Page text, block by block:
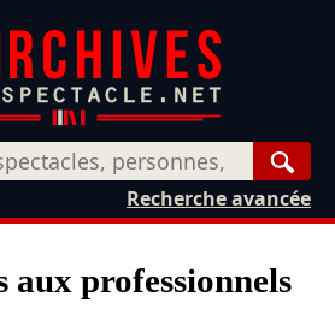
Recherche avancée
aux professionnels